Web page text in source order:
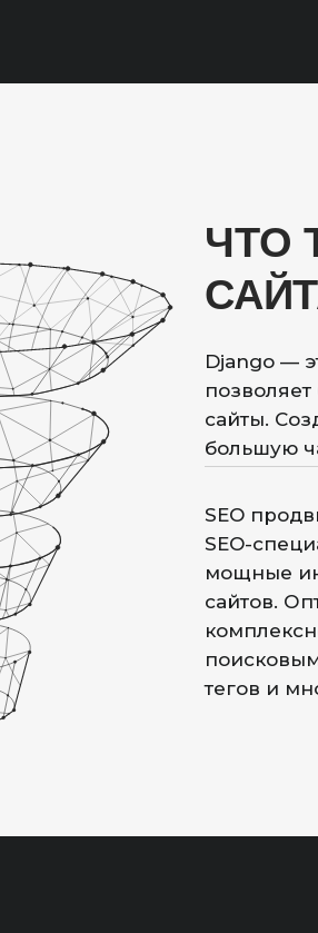
ЧТО
Django —
сайты.
большую
SEO
SEO-
мощные
сайтов.
тегов и